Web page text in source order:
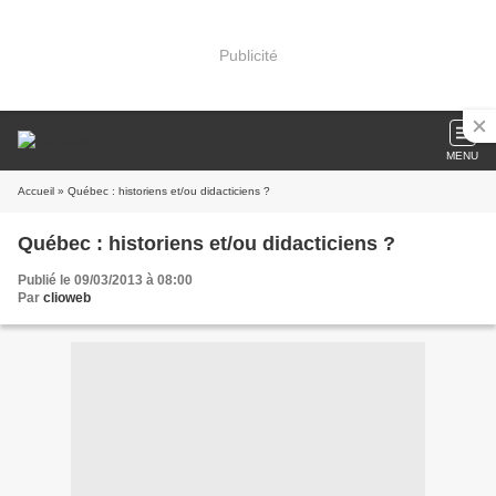
Publicité
MENU
Accueil » Québec : historiens et/ou didacticiens ?
Québec : historiens et/ou didacticiens ?
Publié le 09/03/2013 à 08:00
Par clioweb